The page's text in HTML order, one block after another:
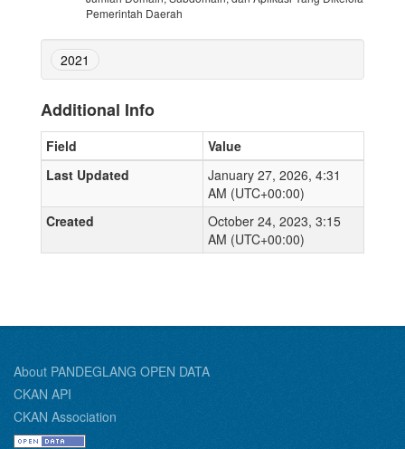
Pemerintah Daerah
2021
Additional Info
Field
Value
Last Updated
January 27, 2026, 4:31
AM (UTC+00:00)
Created
October 24, 2023, 3:15
AM (UTC+00:00)
About PANDEGLANG OPEN DATA
CKAN API
CKAN Association